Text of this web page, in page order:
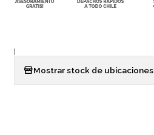
Mostrar stock de ubicaciones